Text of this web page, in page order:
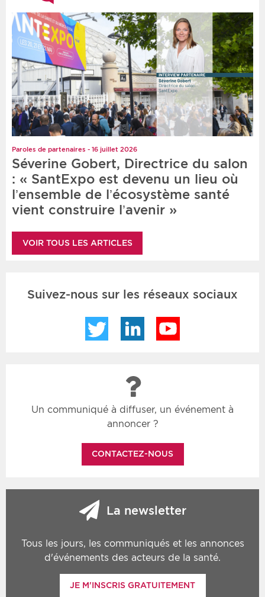
Paroles de partenaires - 16 juillet 2026
Séverine Gobert, Directrice du salon
: « SantExpo est devenu un lieu où
l’ensemble de l’écosystème santé
vient construire l’avenir »
VOIR TOUS LES ARTICLES
Suivez-nous sur les réseaux sociaux
Twitter LinkedIn
Un communiqué à diffuser, un événement à
annoncer ?
CONTACTEZ-NOUS
La newsletter
Tous les jours, les communiqués et les annonces
d'événements des acteurs de la santé.
JE M'INSCRIS GRATUITEMENT